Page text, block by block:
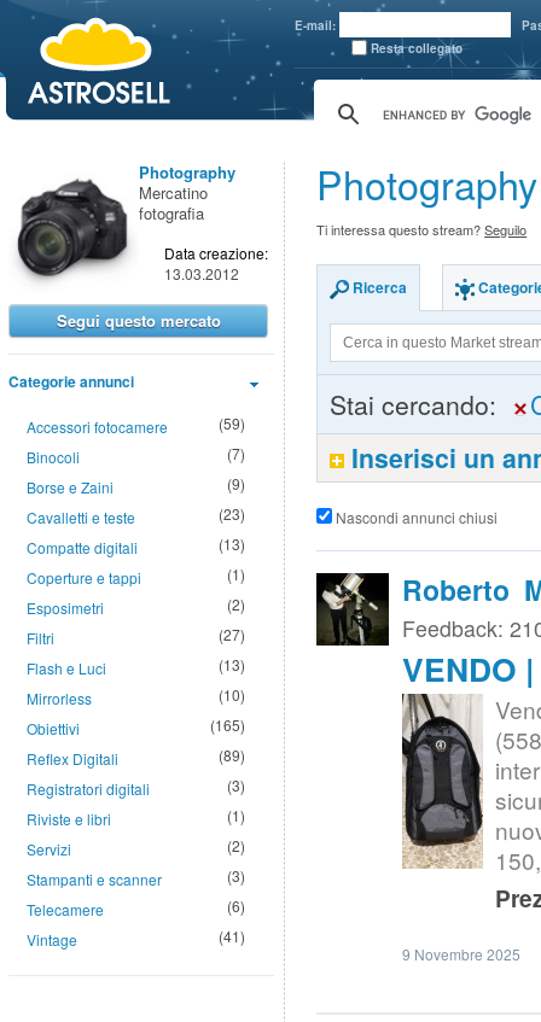
E-mail:
Resta collegato
Photography
Mercatino
fotografia
Data creazione:
13.03.2012
Segui questo mercato
Categorie annunci
Accessori fotocamere
(59)
Binocoli
(7)
Borse e Zaini
(9)
Cavalletti e teste
(23)
Compatte digitali
(13)
Coperture e tappi
(1)
Esposimetri
(2)
Filtri
(27)
Flash e Luci
(13)
Mirrorless
(10)
Obiettivi
(165)
Reflex Digitali
(89)
Registratori digitali
(3)
Riviste e libri
(1)
Servizi
(2)
Stampanti e scanner
(3)
Telecamere
(6)
Vintage
(41)
Ti interessa questo stream?Seguilo
Ricerca
Stai cercando:
Inserisci un
Nascondi annunci chiusi
Roberto
Feedback:
VENDO
9 Novembre 2025